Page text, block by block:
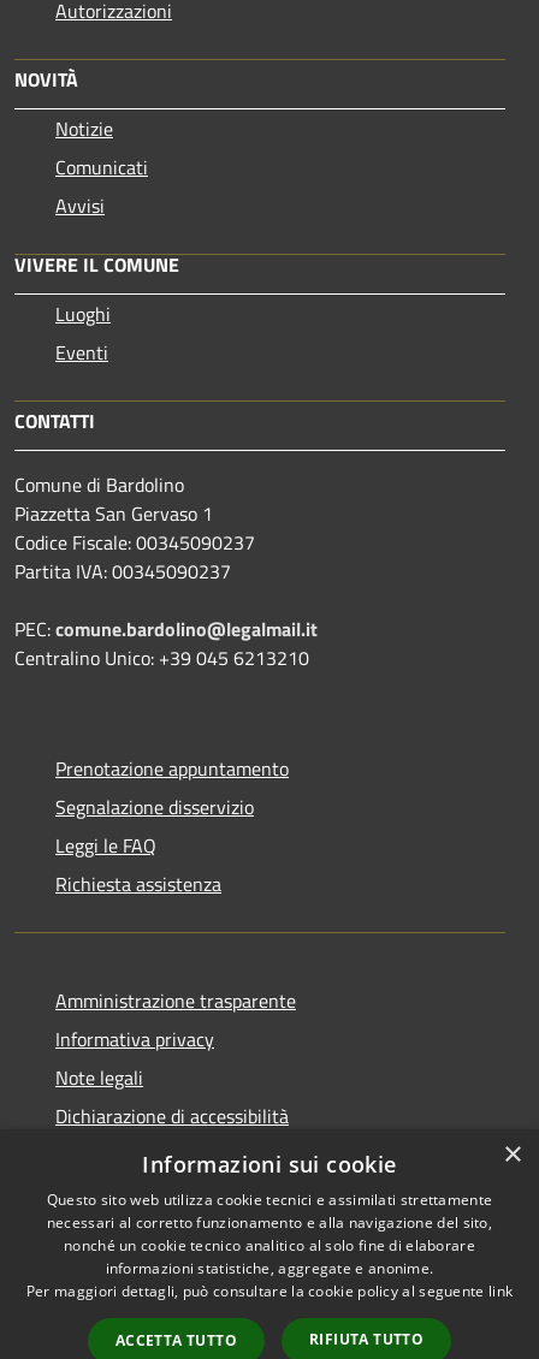
Autorizzazioni
NOVITÀ
Notizie
Comunicati
Avvisi
VIVERE IL COMUNE
Luoghi
Eventi
CONTATTI
Comune di Bardolino
Piazzetta San Gervaso 1
Codice Fiscale: 00345090237
Partita IVA: 00345090237
PEC:comune.bardolino@legalmail.it
Centralino Unico: +39 045 6213210
Prenotazione appuntamento
Segnalazione disservizio
Leggi le FAQ
Richiesta assistenza
Amministrazione trasparente
Informativa privacy
Note legali
Dichiarazione di accessibilità
Link app municipium
Accessibilità
Copyright © 2026 • Comune di
Bardolino • Powered by
Municipium•
Accesso
×
Informazioni sui cookie
Questo sito web utilizza cookie tecnici e assimilati strettamente
necessari al corretto funzionamento e alla navigazione del sito,
nonché un cookie tecnico analitico al solo fine di elaborare
informazioni statistiche, aggregate e anonime.
Per maggiori dettagli, può consultare la cookie policy al seguente link
ACCETTA TUTTO RIFIUTA TUTTO